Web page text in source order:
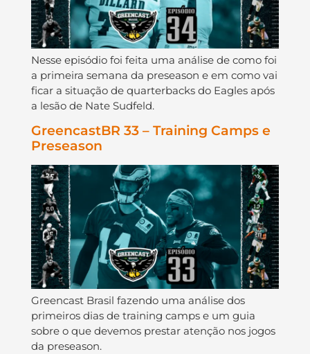
Nesse episódio foi feita uma análise de como foi
a primeira semana da preseason e em como vai
ficar a situação de quarterbacks do Eagles após
a lesão de Nate Sudfeld.
GreencastBR 33 – Training Camps e
Preseason
Greencast Brasil fazendo uma análise dos
primeiros dias de training camps e um guia
sobre o que devemos prestar atenção nos jogos
da preseason.